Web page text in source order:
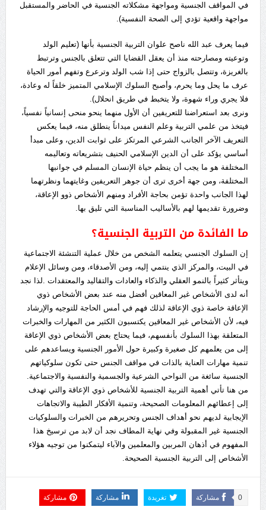
في المواقف الجنسية ومواجهة مشكلاته الجنسية في الحاضر والمستقبل
مواجهة واقعية تؤدي إلى الصحة النفسية).
فيما يعرف عبد الله ناصح علوان التربية الجنسية بأنها (تعليم الولد
وتوعيته ومصارحته منذ أن يعقل القضايا التي تتعلق بالجنس وترتبط
بالغريزة، وتتصل بالزواج حتى إذا شب الولد وترعرع وتفهم أمور الحياة
عرف ما يحل وما يحرم، وأصبح السلوك الإسلامي المتميز خلقاً له وعادة،
فلا يجري وراء شهوة، ولا يتخبط في طريق انحلال).
ونرى بعد استعراضنا للتعريفين أن الأول منهما ينحو منحى إنسانياً نفسياً،
فيتخذ من علمي التربية وعلم النفس ميداناً ينطلق منه، فيما يعكس
التعريف الآخر الجانب الشرعي المرتكز على ثوابت الدين، وعلى مبدأ
أساسي يؤكد على أن الدين الإسلامي الحنيف بتشريعاته وتعاليمه
المختلفة هو ما يجب أن ينظم حياة الإنسان المسلم في جوانبها
المختلفة، ومن جهة أخرى ترى أن جوهر التعريفين وغايتهما ونظرتهما
لهذا الجانب واحدة تؤمن بحاجة الأفراد ومنهم الأشخاص ذوو الإعاقة،
وضرورة تقديمها لهم بالأساليب المناسبة التي تليق بها.
ما الفائدة من التربية الجنسية؟
إن السلوك الجنسي يتعلمه الشخص من خلال عملية التنشئة الاجتماعية
في البيت، والمركز الذي ينتمي إليه، ومن الأصدقاء، ومن وسائل الإعلام
ويتأثر كثيراً بالنمو العقلي والذكاء والعادات والتقاليد والمعتقدات .لذا نجد
أنه لدى الأشخاص غير المعاقين أفضل منه عند بعض الأشخاص ذوي
الإعاقة خاصة ذوي الإعاقة لذلك فهم في أمس الحاجة للتوجيه والإرشاد
فيه، لأن الأشخاص غير المعاقين يكتسبون الكثير من المهارات والخبرات
المتعلقة بهذا السلوك بأنفسهم، فيما يحتاج بعض الأشخاص ذوي الإعاقة
إلى من يعلمهم كل صغيرة وكبيرة حول الأمور الجنسية ويساعدهم على
تنمية مهارات العناية بالذات في مواقف الجنس حتى تكون سلوكياتهم
الجنسية سائغة من النواحي الشرعية والجسمية والنفسية والاجتماعية.
من هنا تأتي أهمية التربية الجنسية للأشخاص ذوي الإعاقة والتي تهدف
إلى إعطائهم المعلومات الصحيحة، وتنمية الأفكار الطيبة والاتجاهات
الإيجابية لديهم نحو أهداف الجنس وتحريرهم من الخبرات والسلوكيات
الجنسية غير المقبولة وفي نهاية المطاف نجد أن لابد من ترسيخ هذا
المفهوم في أذهان المربين والمعلمين والآباء ليتمكنوا من توجيه هؤلاء
الأشخاص إلى التربية الجنسية الصحيحة.
مشاركة 0 تغريدة مشاركة مشاركة